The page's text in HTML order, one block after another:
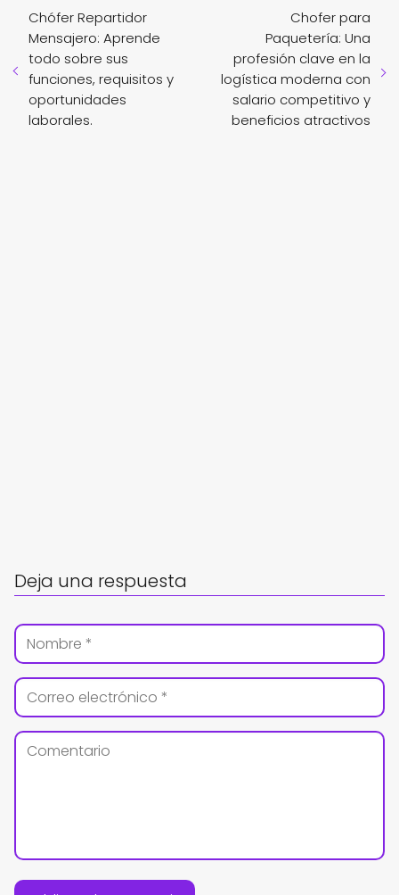
Chófer Repartidor
Mensajero: Aprende
todo sobre sus
funciones, requisitos y
oportunidades
laborales.
Chofer para
Paquetería: Una
profesión clave en la
logística moderna con
salario competitivo y
beneficios atractivos
Deja una respuesta